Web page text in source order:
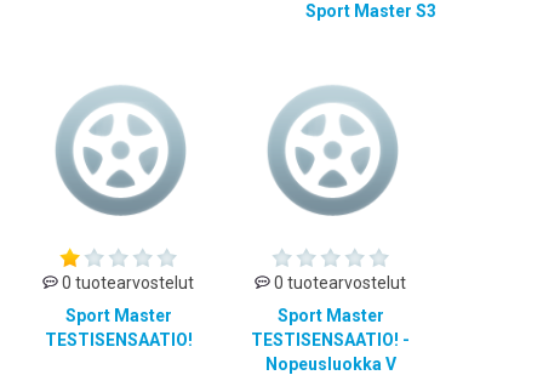
Sport Master S3
0 tuotearvostelut
Sport Master
TESTISENSAATIO!
0 tuotearvostelut
Sport Master
TESTISENSAATIO! -
Nopeusluokka V